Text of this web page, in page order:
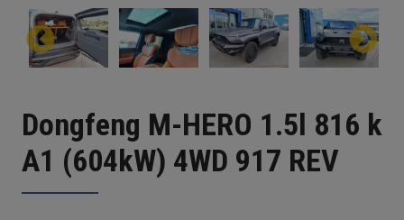
Dongfeng M-HERO 1.5l 816 k
A1 (604kW) 4WD 917 REV